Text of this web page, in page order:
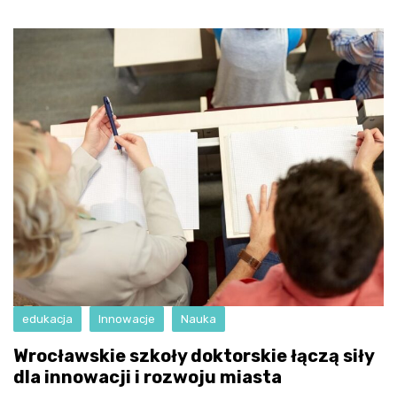
edukacja Innowacje Nauka
Wrocławskie szkoły doktorskie łączą siły
dla innowacji i rozwoju miasta